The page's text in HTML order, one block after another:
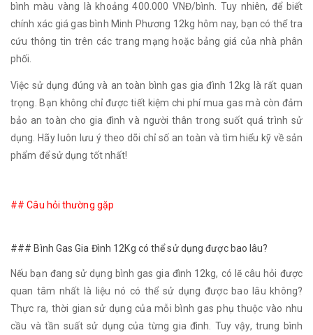
bình màu vàng là khoảng 400.000 VNĐ/bình. Tuy nhiên, để biết
chính xác giá gas bình Minh Phương 12kg hôm nay, bạn có thể tra
cứu thông tin trên các trang mạng hoặc bảng giá của nhà phân
phối.
Việc sử dụng đúng và an toàn bình gas gia đình 12kg là rất quan
trọng. Bạn không chỉ được tiết kiệm chi phí mua gas mà còn đảm
bảo an toàn cho gia đình và người thân trong suốt quá trình sử
dụng. Hãy luôn lưu ý theo dõi chỉ số an toàn và tìm hiểu kỹ về sản
phẩm để sử dụng tốt nhất!
## Câu hỏi thường gặp
### Bình Gas Gia Đình 12Kg có thể sử dụng được bao lâu?
Nếu bạn đang sử dụng bình gas gia đình 12kg, có lẽ câu hỏi được
quan tâm nhất là liệu nó có thể sử dụng được bao lâu không?
Thực ra, thời gian sử dụng của mỗi bình gas phụ thuộc vào nhu
cầu và tần suất sử dụng của từng gia đình. Tuy vậy, trung bình